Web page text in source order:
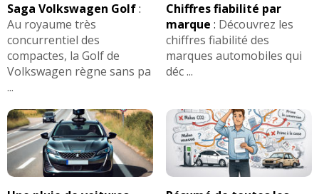
Saga Volkswagen Golf:
Au royaume très
concurrentiel des
compactes, la Golf de
Volkswagen règne sans pa
...
Chiffres fiabilité par
marque : Découvrez les
chiffres fiabilité des
marques automobiles qui
déc ...